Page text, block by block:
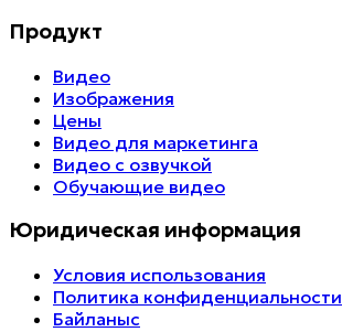
Продукт
Видео
Изображения
Цены
Видео для маркетинга
Видео с озвучкой
Обучающие видео
Юридическая информация
Условия использования
Политика конфиденциальности
Байланыс